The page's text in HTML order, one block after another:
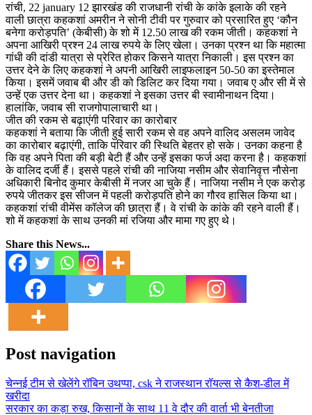
रांची, 22 january 12 झारखंड की राजधानी रांची के कांके इलाके की रहने
वाली छात्रा कहकशां अमरीन ने सोनी टीवी पर गुरुवार को प्रसारित हुए ‘कौन
बनेगा करोड़पति’ (केबीसी) के शो में 12.50 लाख की रकम जीती। कहकशां ने
अपना आखिरी प्रश्न 24 लाख रुपये के लिए खेला। उनका प्रश्न था कि महात्मा
गांधी की दांडी यात्रा से प्रेरित होकर किसने यात्रा निकाली। इस प्रश्न का
उत्तर देने के लिए कहकशां ने अपनी आखिरी लाइफलाइन 50-50 का इस्तेमाल
किया। इसमें जवाब बी और डी को डिलिट कर दिया गया। जवाब ए और सी में से
उन्हें एक उत्तर देना था। कहकशां ने इसका उत्तर बी स्वामीनाथन दिया।
हालांकि, जवाब सी राजगोपालाचारी था।
जीत की रकम से बढ़ाएंगी परिवार का कारोबार
कहकशां ने बताया कि जीती हुई सारी रकम से वह अपने वालिद असलम जावेद
का कारोबार बढ़ाएंगी, ताकि परिवार की स्थिति बेहतर हो सके। उनका कहना है
कि वह अपने पिता की बड़ी बेटी हैं और उन्हें इसका फर्ज अदा करना है। कहकशां
के वालिद दर्जी हैं। इससे पहले रांची की नाजिया नसीम और सेवानिवृत्त नौसेना
अधिकारी बिनोद कुमार केबीसी में नजर आ चुके हैं। नाजिया नसीम ने एक करोड़
रुपये जीतकर इस सीजन में पहली करोड़पति होने का गौरव हासिल किया था।
कहकशां रांची वीमेंस कॉलेज की छात्रा हैं। वे रांची के कांके की रहने वाली हैं।
शो में कहकशां के साथ उनकी मां रजिया और मामा गए हुए थे।
Share this News...
Post navigation
चेन्नई टीम से खेलेंगे रॉबिन उथप्पा, csk ने राजस्थान रॉयल्स से कैश-डील में
खरीदा
सरकार का कड़ा रुख, किसानों के साथ 11 वे दौर की वार्ता भी बेनतीजा